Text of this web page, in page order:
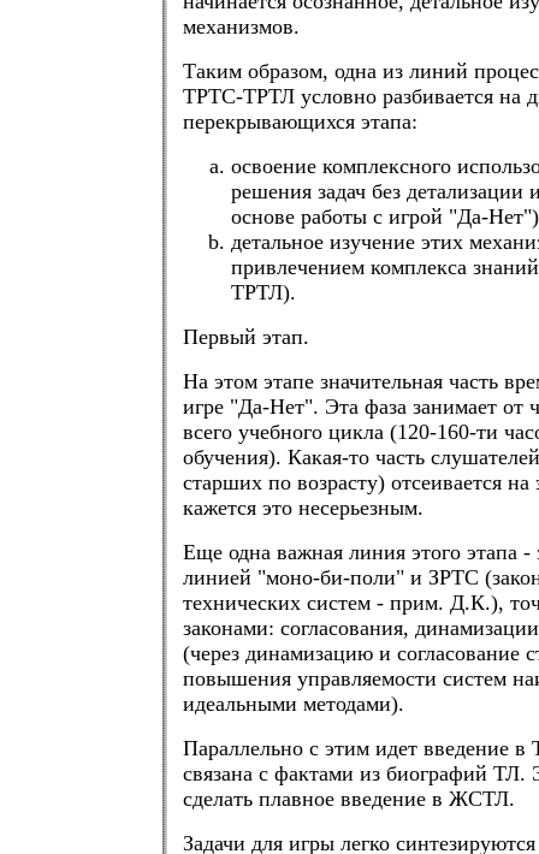
механизмов.
Таким образом, одна из линий
ТРТС-ТРТЛ условно разбивается на
перекрывающихся этапа:
освоение комплексного
решения задач без детализации
основе работы с игрой "Да-
детальное изучение этих
привлечением комплекса
ТРТЛ).
Первый этап.
На этом этапе значительная часть
игре "Да-Нет". Эта фаза занимает от
всего учебного цикла (120-160-ти
обучения). Какая-то часть
старших по возрасту) отсеивается
кажется это несерьезным.
Еще одна важная линия этого этапа -
линией "моно-би-поли" и ЗРТС
технических систем - прим. Д.К.),
законами: согласования,
(через динамизацию и согласование
повышения управляемости систем
идеальными методами).
Параллельно с этим идет введение в
связана с фактами из биографий ТЛ.
сделать плавное введение в ЖСТЛ.
Задачи для игры легко